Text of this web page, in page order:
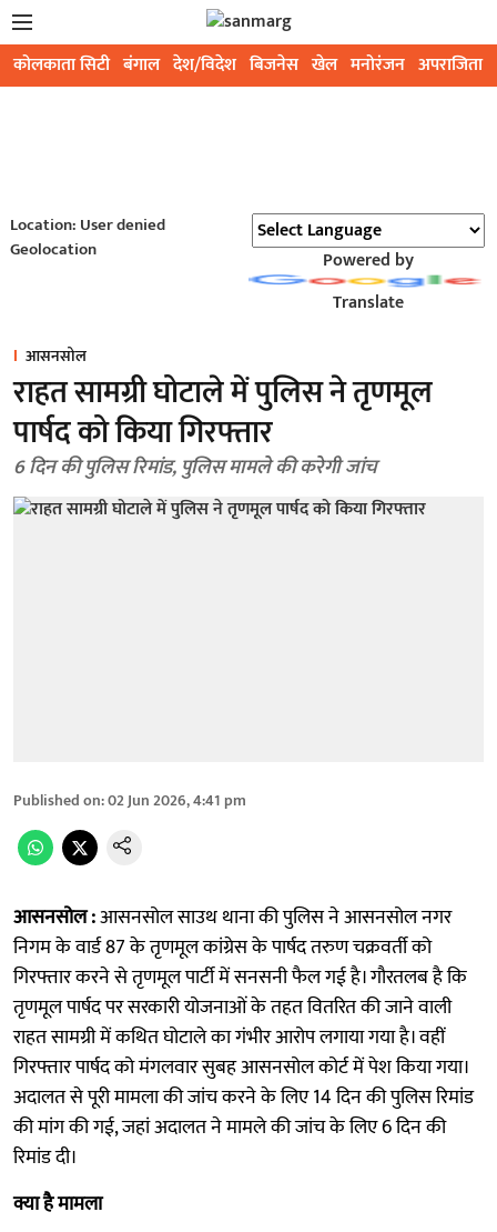
कोलकाता सिटी बंगाल देश/विदेश बिजनेस खेल मनोरंजन अपराजिता
Location: User denied
Geolocation
Powered by
Translate
आसनसोल
राहत सामग्री घोटाले में पुलिस ने तृणमूल
पार्षद को किया गिरफ्तार
6 दिन की पुलिस रिमांड, पुलिस मामले की करेगी जांच
Published on:02 Jun 2026, 4:41 pm
आसनसोल :आसनसोल साउथ थाना की पुलिस ने आसनसोल नगर
निगम के वार्ड 87 के तृणमूल कांग्रेस के पार्षद तरुण चक्रवर्ती को
गिरफ्तार करने से तृणमूल पार्टी में सनसनी फैल गई है। गौरतलब है कि
तृणमूल पार्षद पर सरकारी योजनाओं के तहत वितरित की जाने वाली
राहत सामग्री में कथित घोटाले का गंभीर आरोप लगाया गया है। वहीं
गिरफ्तार पार्षद को मंगलवार सुबह आसनसोल कोर्ट में पेश किया गया।
अदालत से पूरी मामला की जांच करने के लिए 14 दिन की पुलिस रिमांड
की मांग की गई, जहां अदालत ने मामले की जांच के लिए 6 दिन की
रिमांड दी।
क्या है मामला